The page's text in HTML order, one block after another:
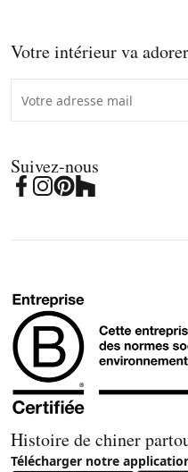
Votre intérieur va
Suivez-nous
Histoire de chiner
Télécharger notre